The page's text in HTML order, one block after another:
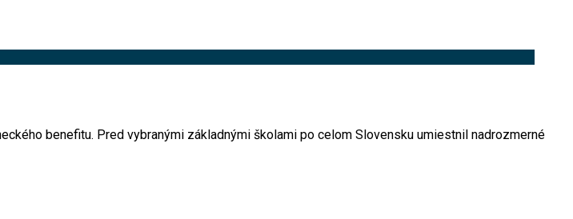
benefitu. Pred vybranými základnými školami po celom Slovensku umiestnil nadrozmerné